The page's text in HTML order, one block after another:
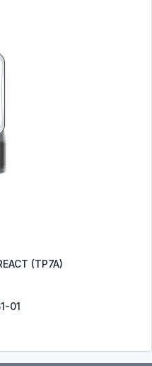
(TP7A)
01